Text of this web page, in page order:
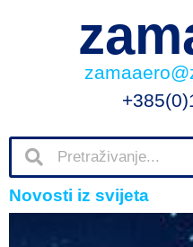
Novosti iz svijeta